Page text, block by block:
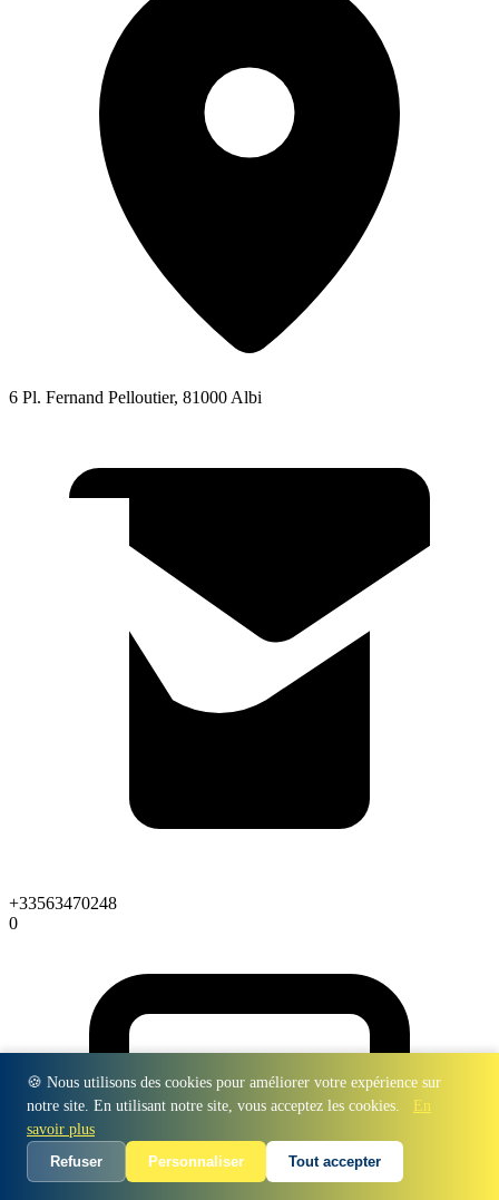
🍪 Nous utilisons des cookies pour améliorer votre expérience sur
notre site. En utilisant notre site, vous acceptez les cookies.
En
savoir plus
Refuser
Personnaliser Tout accepter
6 Pl. Fernand Pelloutier, 81000 Albi
+33563470248
0